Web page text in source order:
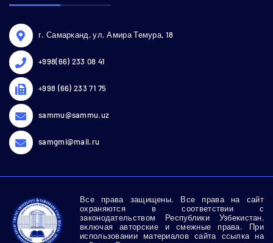
г. Самарканд, ул. Амира Темура, 18
+998(66) 233 08 41
+998 (66) 233 71 75
sammu@sammu.uz
samgmi@mail.ru
Все права защищены. Все права на сайт
охраняются в соответствии с
законодательством Республики Узбекистан,
включая авторские и смежные права. При
использовании материалов сайта ссылка на